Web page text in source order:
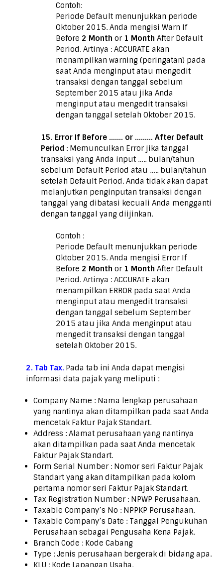
Contoh:
Periode Default menunjukkan periode
Oktober 2015. Anda mengisi Warn If
Before 2 Month or 1 Month After Default
Period. Artinya : ACCURATE akan
menampilkan warning (peringatan) pada
saat Anda menginput atau mengedit
transaksi dengan tanggal sebelum
September 2015 atau jika Anda
menginput atau mengedit transaksi
dengan tanggal setelah Oktober 2015.
15. Error If Before ……. or ……… After Default
Period : Memunculkan Error jika tanggal
transaksi yang Anda input ….. bulan/tahun
sebelum Default Period atau ….. bulan/tahun
setelah Default Period. Anda tidak akan dapat
melanjutkan penginputan transaksi dengan
tanggal yang dibatasi kecuali Anda mengganti
dengan tanggal yang diijinkan.
Contoh :
Periode Default menunjukkan periode
Oktober 2015. Anda mengisi Error If
Before 2 Month or 1 Month After Default
Period. Artinya : ACCURATE akan
menampilkan ERROR pada saat Anda
menginput atau mengedit transaksi
dengan tanggal sebelum September
2015 atau jika Anda menginput atau
mengedit transaksi dengan tanggal
setelah Oktober 2015.
2. Tab Tax. Pada tab ini Anda dapat mengisi
informasi data pajak yang meliputi :
Company Name : Nama lengkap perusahaan
yang nantinya akan ditampilkan pada saat Anda
mencetak Faktur Pajak Standart.
Address : Alamat perusahaan yang nantinya
akan ditampilkan pada saat Anda mencetak
Faktur Pajak Standart.
Form Serial Number : Nomor seri Faktur Pajak
Standart yang akan ditampilkan pada kolom
pertama nomor seri Faktur Pajak Standart.
Tax Registration Number : NPWP Perusahaan.
Taxable Company’s No : NPPKP Perusahaan.
Taxable Company’s Date : Tanggal Pengukuhan
Perusahaan sebagai Pengusaha Kena Pajak.
Branch Code : Kode Cabang
Type : Jenis perusahaan bergerak di bidang apa.